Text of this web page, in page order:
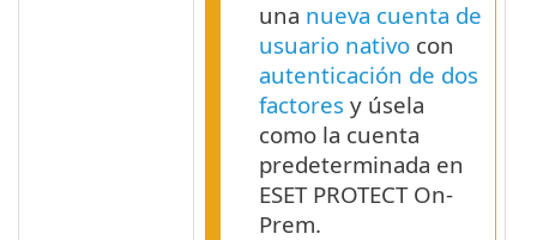
una nueva cuenta de
usuario nativo con
autenticación de dos
factores y úsela
como la cuenta
predeterminada en
ESET PROTECT On-
Prem.